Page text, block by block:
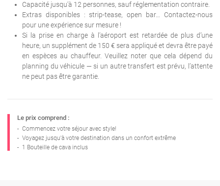
Capacité jusqu’à 12 personnes, sauf réglementation contraire.
Extras disponibles : strip-tease, open bar… Contactez-nous
pour une expérience sur mesure !
Si la prise en charge à l’aéroport est retardée de plus d’une
heure, un supplément de 150 € sera appliqué et devra être payé
en espèces au chauffeur. Veuillez noter que cela dépend du
planning du véhicule — si un autre transfert est prévu, l’attente
ne peut pas être garantie.
Le prix comprend :
- Commencez votre séjour avec style!
- Voyagez jusqu'à votre destination dans un confort extrême
- 1 Bouteille de cava inclus